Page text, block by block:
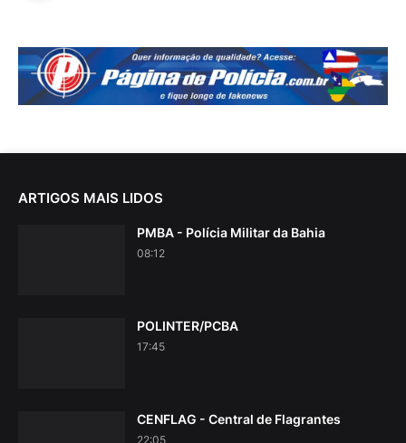
ARTIGOS MAIS LIDOS
PMBA - Polícia Militar da Bahia
08:12
POLINTER/PCBA
17:45
CENFLAG - Central de Flagrantes
22:05